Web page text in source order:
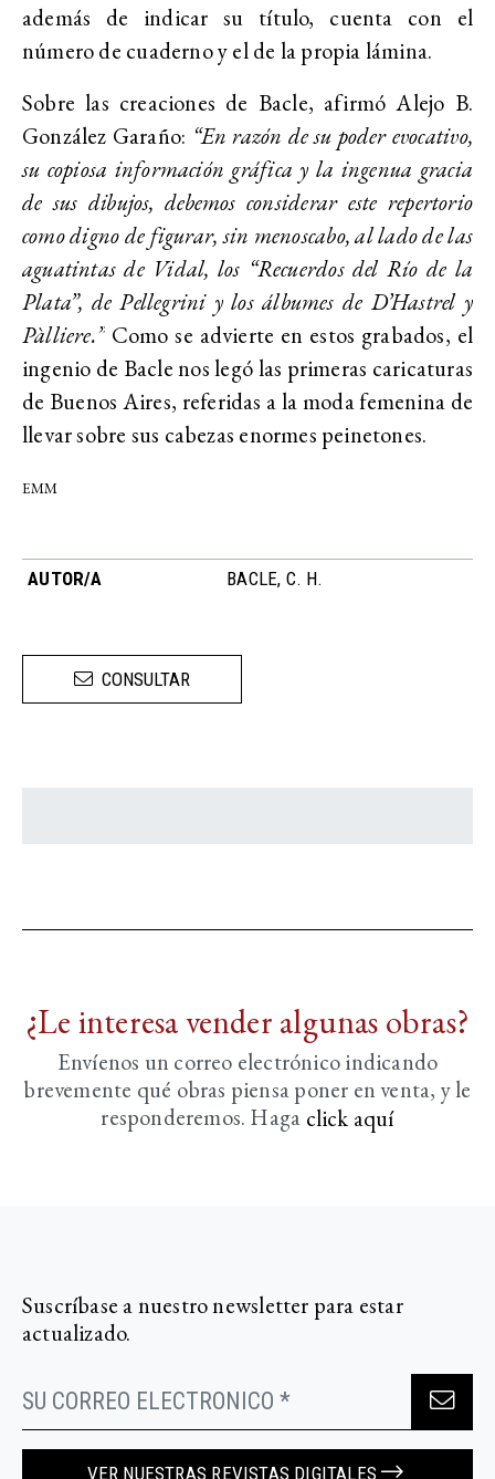
además de indicar su título, cuenta con el
número de cuaderno y el de la propia lámina.
Sobre las creaciones de Bacle, afirmó Alejo B.
González Garaño: “En razón de su poder evocativo,
su copiosa información gráfica y la ingenua gracia
de sus dibujos, debemos considerar este repertorio
como digno de figurar, sin menoscabo, al lado de las
aguatintas de Vidal, los “Recuerdos del Río de la
Plata”, de Pellegrini y los álbumes de D’Hastrel y
Pàlliere.” Como se advierte en estos grabados, el
ingenio de Bacle nos legó las primeras caricaturas
de Buenos Aires, referidas a la moda femenina de
llevar sobre sus cabezas enormes peinetones.
EMM
AUTOR/A BACLE, C. H.
CONSULTAR
¿Le interesa vender algunas obras?
Envíenos un correo electrónico indicando
brevemente qué obras piensa poner en venta, y le
responderemos. Haga click aquí­
Suscríbase a nuestro newsletter para estar
actualizado.
VER NUESTRAS REVISTAS DIGITALES